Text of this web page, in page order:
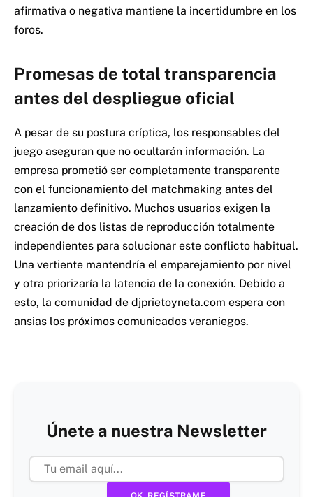
afirmativa o negativa mantiene la incertidumbre en los
foros.
Promesas de total transparencia
antes del despliegue oficial
A pesar de su postura críptica, los responsables del
juego aseguran que no ocultarán información. La
empresa prometió ser completamente transparente
con el funcionamiento del matchmaking antes del
lanzamiento definitivo. Muchos usuarios exigen la
creación de dos listas de reproducción totalmente
independientes para solucionar este conflicto habitual.
Una vertiente mantendría el emparejamiento por nivel
y otra priorizaría la latencia de la conexión. Debido a
esto, la comunidad de djprietoyneta.com espera con
ansias los próximos comunicados veraniegos.
Únete a nuestra Newsletter